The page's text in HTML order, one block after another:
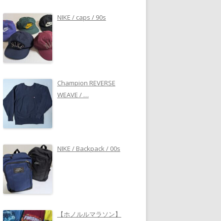
NIKE / caps / 90s
Champion REVERSE
WEAVE / …
NIKE / Backpack / 00s
【ホノルルマラソン】